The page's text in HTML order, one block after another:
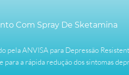
Com Spray De Sketamina
ANVISA para Depressão
para a rápida redução dos sintomas